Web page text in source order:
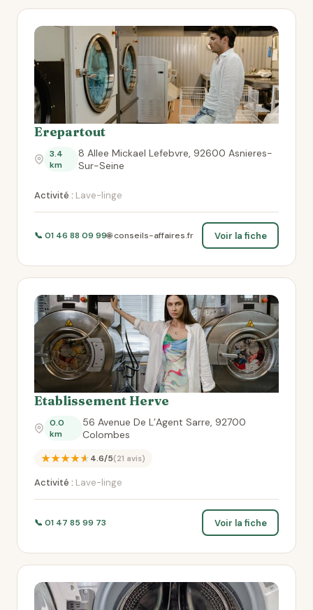
Erepartout
3.4
km
8 Allee Mickael Lefebvre, 92600 Asnieres-
Sur-Seine
Activité : Lave-linge
📞 01 46 88 09 99🌐 conseils-affaires.fr Voir la fiche
Etablissement Herve
0.0
km
56 Avenue De L’Agent Sarre, 92700
Colombes
★★★★★4.6/5(21 avis)
Activité : Lave-linge
📞 01 47 85 99 73 Voir la fiche